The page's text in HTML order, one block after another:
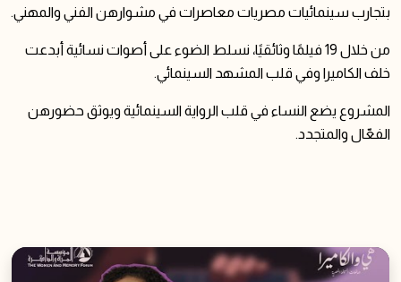
بتجارب سينمائيات مصريات معاصرات في مشوارهن الفني والمهني.
من خلال 19 فيلمًا وثائقيًا، نسلط الضوء على أصوات نسائية أبدعت
خلف الكاميرا وفي قلب المشهد السينمائي.
المشروع يضع النساء في قلب الرواية السينمائية ويوثق حضورهن
الفعّال والمتجدد.